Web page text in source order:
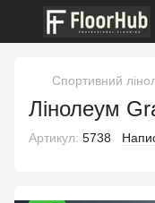
Спортивний
Лінолеум
Артикул: 5738